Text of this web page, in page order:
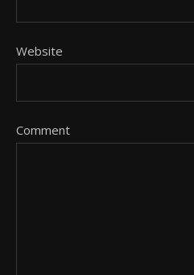
Website
Comment